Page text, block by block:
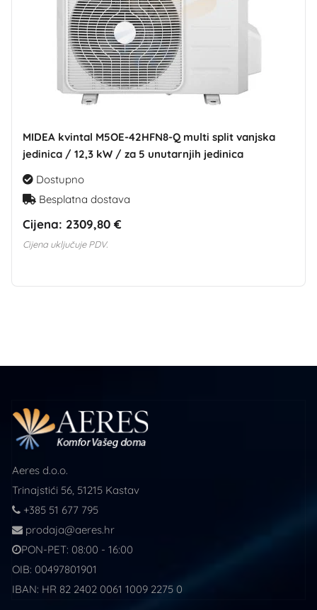
MIDEA kvintal M5OE-42HFN8-Q multi split vanjska
jedinica / 12,3 kW / za 5 unutarnjih jedinica
Dostupno
Besplatna dostava
Cijena: 2309,80 €
Cijena uključuje PDV.
Aeres d.o.o.
Trinajstići 56, 51215 Kastav
+385 51 677 795
prodaja@aeres.hr
PON-PET: 08:00 - 16:00
OIB: 00497801901
IBAN: HR 82 2402 0061 1009 2275 0